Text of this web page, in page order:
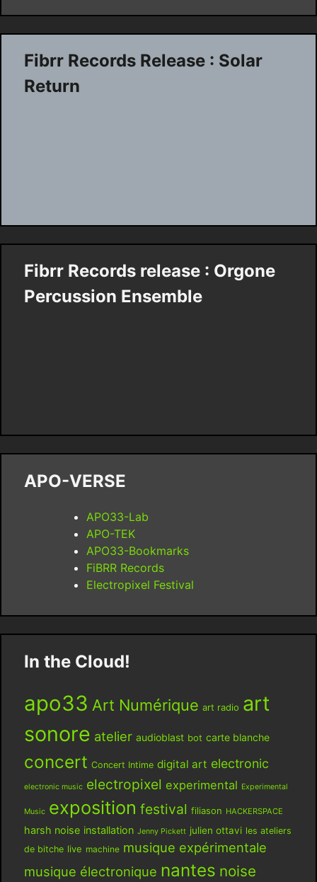
Fibrr Records Release : Solar
Return
Fibrr Records release : Orgone
Percussion Ensemble
APO-VERSE
APO33-Lab
APO-TEK
APO33-Bookmarks
FiBRR Records
Electropixel Festival
In the Cloud!
apo33 Art Numérique art radio art
sonore atelier audioblast bot carte blanche
concert Concert Intime digital art electronic
electronic music electropixel experimental Experimental
Music exposition festival filiason HACKERSPACE
harsh noise installation Jenny Pickett julien ottavi les ateliers
de bitche live machine musique expérimentale
musique électronique nantes noise